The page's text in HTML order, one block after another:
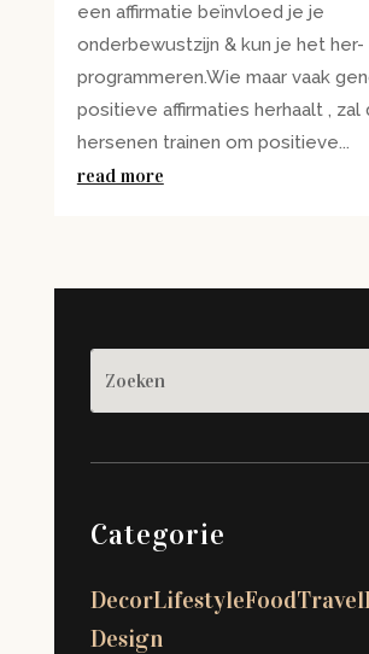
een affirmatie beïnvloed je je
onderbewustzijn & kun je het her-
programmeren.Wie maar vaak
positieve affirmaties herhaalt , zal
hersenen trainen om positieve...
read more
Categorie
DecorLifestyleFoodTravel
Design